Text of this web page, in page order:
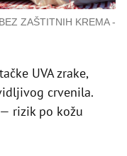
ZAŠTITNIH KREMA
UVA zrake,
crvenila.
rizik po kožu